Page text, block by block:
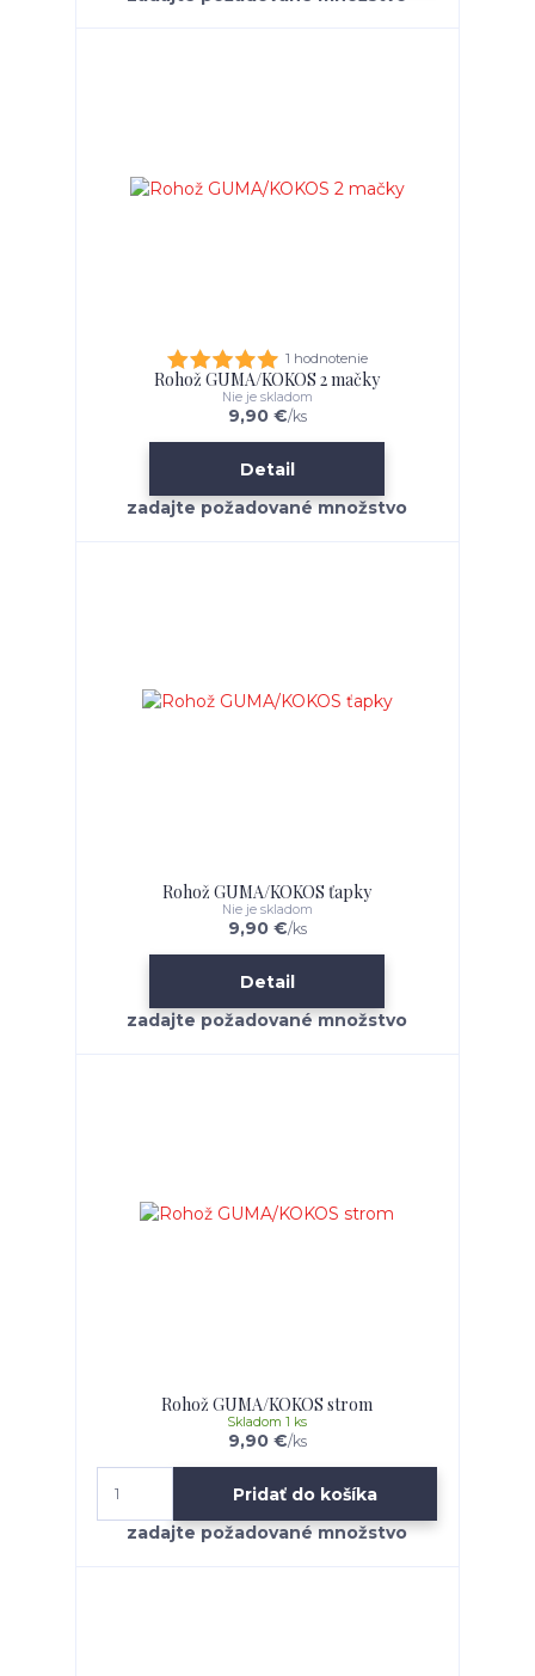
1 hodnotenie
Rohož GUMA/KOKOS 2 mačky
9,90 €/ks
Nie je skladom
Detail
Rohož GUMA/KOKOS ťapky
9,90 €/ks
Nie je skladom
Detail
Rohož GUMA/KOKOS strom
9,90 €/ks
Skladom 1 ks
Pridať do košíka